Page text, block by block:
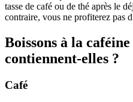
tasse de café ou de thé après le
contraire, vous ne profiterez pas
Boissons à la
contiennent-elles ?
Café